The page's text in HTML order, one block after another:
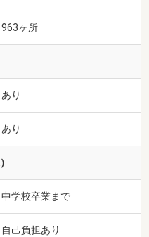
963ヶ所
あり
あり
中学校卒業まで
自己負担あり